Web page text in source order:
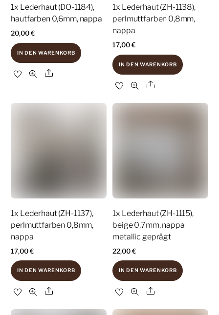
1x Lederhaut (DO-1184),
hautfarben 0,6mm, nappa
20,00€
IN DEN WARENKORB
Share
1x Lederhaut (ZH-1138),
perlmuttfarben 0,8mm,
nappa
17,00€
IN DEN WARENKORB
Share
1x Lederhaut (ZH-1137),
perlmuttfarben 0,8mm,
nappa
17,00€
IN DEN WARENKORB
Share
1x Lederhaut (ZH-1115),
beige 0,7mm, nappa
metallic geprägt
22,00€
IN DEN WARENKORB
Share